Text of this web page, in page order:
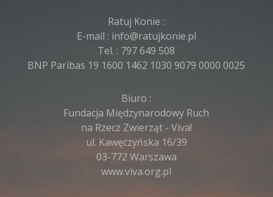
Ratuj Konie :
E-mail : info@ratujkonie.pl
Tel. : 797 649 508
BNP Paribas 19 1600 1462 1030 9079 0000 0025
Biuro :
Fundacja Międzynarodowy Ruch
na Rzecz Zwierząt - Viva!
ul. Kawęczyńska 16/39
03-772 Warszawa
www.viva.org.pl